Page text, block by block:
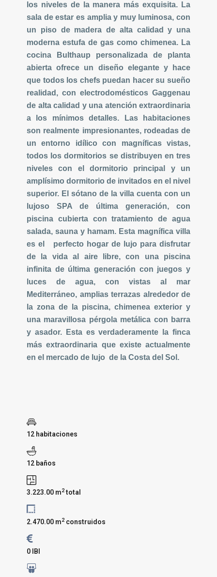
los niveles de la manera más exquisita. La
sala de estar es amplia y muy luminosa, con
un piso de madera de alta calidad y una
moderna estufa de gas como chimenea. La
cocina Bulthaup personalizada de planta
abierta ofrece un diseño elegante y hace
que todos los chefs puedan hacer su sueño
realidad, con electrodomésticos Gaggenau
de alta calidad y una atención extraordinaria
a los mínimos detalles. Las habitaciones
son realmente impresionantes, rodeadas de
un entorno idílico con magníficas vistas,
todos los dormitorios se distribuyen en tres
niveles con el dormitorio principal y un
amplísimo dormitorio de invitados en el nivel
superior. El sótano de la villa cuenta con un
lujoso SPA de última generación, con
piscina cubierta con tratamiento de agua
salada, sauna y hamam. Esta magnífica villa
es el perfecto hogar de lujo para disfrutar
de la vida al aire libre, con una piscina
infinita de última generación con juegos y
luces de agua, con vistas al mar
Mediterráneo, amplias terrazas alrededor de
la zona de la piscina, chimenea exterior y
una maravillosa pérgola metálica con barra
y asador. Esta es verdaderamente la finca
más extraordinaria que existe actualmente
en el mercado de lujo de la Costa del Sol.
12 habitaciones
12 baños
3.223.00 m2total
2.470.00 m2 construidos
0 IBI